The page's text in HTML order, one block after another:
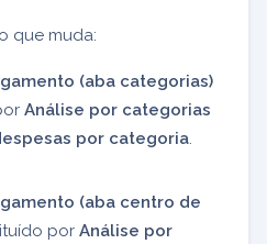
que muda:
(aba categorias)
Análise por categorias
por categoria
(aba centro de
por Análise por